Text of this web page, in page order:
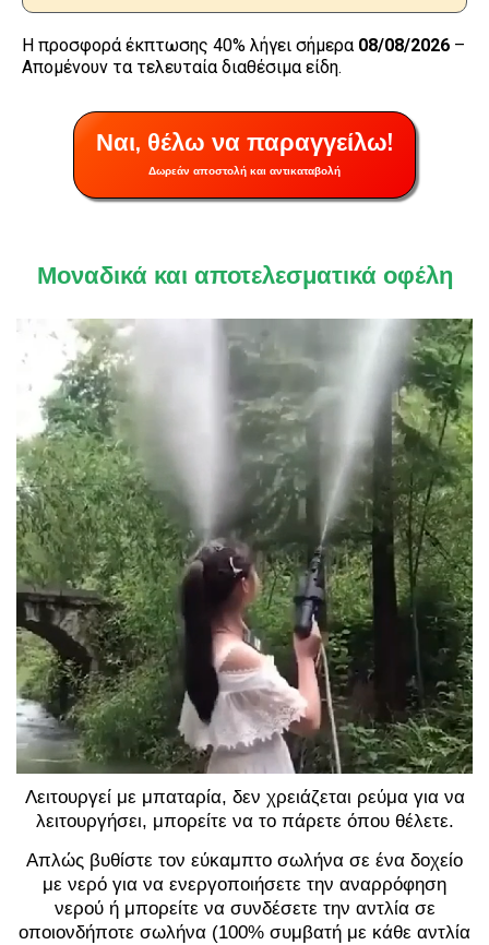
Η προσφορά έκπτωσης 40% λήγει σήμερα 08/08/2026 –
Απομένουν τα τελευταία διαθέσιμα είδη.
Ναι, θέλω να παραγγείλω!
Δωρεάν αποστολή και αντικαταβολή
Μοναδικά και αποτελεσματικά οφέλη
Λειτουργεί με μπαταρία, δεν χρειάζεται ρεύμα για να
λειτουργήσει, μπορείτε να το πάρετε όπου θέλετε.
Απλώς βυθίστε τον εύκαμπτο σωλήνα σε ένα δοχείο
με νερό για να ενεργοποιήσετε την αναρρόφηση
νερού ή μπορείτε να συνδέσετε την αντλία σε
οποιονδήποτε σωλήνα (100% συμβατή με κάθε αντλία